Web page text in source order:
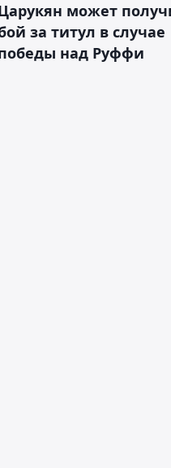
может
за титул в случае
над Руффи